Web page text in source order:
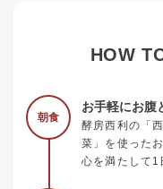
HOW
朝食
お手軽にお腹
酵房西利の「
菜」を使った
心を満たして1